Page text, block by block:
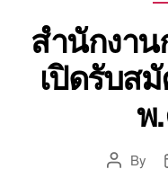
สำนักงา
เปิดรับส
พ
PostBy